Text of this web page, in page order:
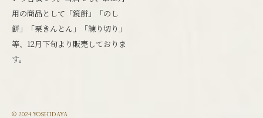
用の商品として「鏡餅」「のし
餅」「栗きんとん」「練り切り」
等、12月下旬より販売しておりま
す。
© 2024 YOSHIDAYA